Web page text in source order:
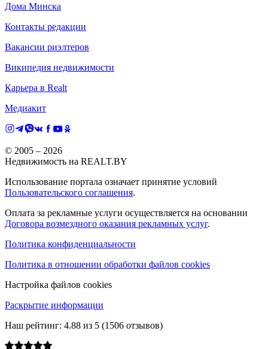
Дома Минска
Контакты редакции
Вакансии риэлтеров
Википедия недвижимости
Карьера в Realt
Медиакит
© 2005 – 2026
Недвижимость на REALT.BY
Использование портала означает принятие условий
Пользовательского соглашения.
Оплата за рекламные услуги осуществляется на основании
Договора возмездного оказания рекламных услуг.
Политика конфиденциальности
Политика в отношении обработки файлов cookies
Настройка файлов cookies
Раскрытие информации
Наш рейтинг: 4.88 из 5 (1506 отзывов)